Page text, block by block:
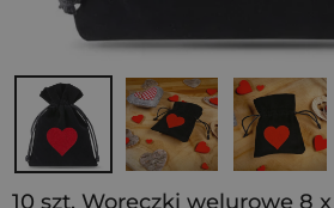
10 szt. Woreczki welurowe 8